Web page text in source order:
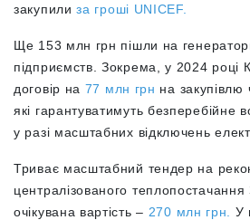
закупилиза гроші UNICEF.
Ще 153 млн грн пішли на
підприємств. Зокрема, у 2024 році
договір на 77 млн грн на закупівлю
які гарантуватимуть безперебійне
у разі масштабних відключень
Триває масштабний тендер на
централізованого
очікувана вартість – 270 млн грн.
У